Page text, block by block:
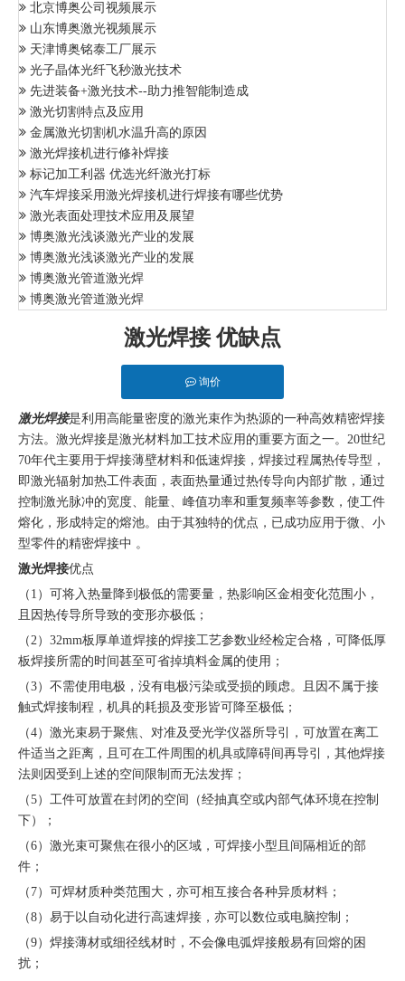
北京博奥公司视频展示
山东博奥激光视频展示
天津博奥铭泰工厂展示
光子晶体光纤飞秒激光技术
先进装备+激光技术--助力推智能制造成
激光切割特点及应用
金属激光切割机水温升高的原因
激光焊接机进行修补焊接
标记加工利器 优选光纤激光打标
汽车焊接采用激光焊接机进行焊接有哪些优势
激光表面处理技术应用及展望
博奥激光浅谈激光产业的发展
博奥激光浅谈激光产业的发展
博奥激光管道激光焊
博奥激光管道激光焊
激光焊接 优缺点
询价
激光焊接是利用高能量密度的激光束作为热源的一种高效精密焊接
方法。激光焊接是激光材料加工技术应用的重要方面之一。20世纪
70年代主要用于焊接薄壁材料和低速焊接，焊接过程属热传导型，
即激光辐射加热工件表面，表面热量通过热传导向内部扩散，通过
控制激光脉冲的宽度、能量、峰值功率和重复频率等参数，使工件
熔化，形成特定的熔池。由于其独特的优点，已成功应用于微、小
型零件的精密焊接中 。
激光焊接优点
（1）可将入热量降到极低的需要量，热影响区金相变化范围小，
且因热传导所导致的变形亦极低；
（2）32mm板厚单道焊接的焊接工艺参数业经检定合格，可降低厚
板焊接所需的时间甚至可省掉填料金属的使用；
（3）不需使用电极，没有电极污染或受损的顾虑。且因不属于接
触式焊接制程，机具的耗损及变形皆可降至极低；
（4）激光束易于聚焦、对准及受光学仪器所导引，可放置在离工
件适当之距离，且可在工件周围的机具或障碍间再导引，其他焊接
法则因受到上述的空间限制而无法发挥；
（5）工件可放置在封闭的空间（经抽真空或内部气体环境在控制
下）；
（6）激光束可聚焦在很小的区域，可焊接小型且间隔相近的部
件；
（7）可焊材质种类范围大，亦可相互接合各种异质材料；
（8）易于以自动化进行高速焊接，亦可以数位或电脑控制；
（9）焊接薄材或细径线材时，不会像电弧焊接般易有回熔的困
扰；